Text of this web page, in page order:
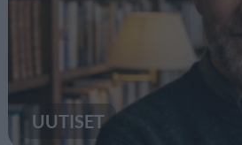
UUTISET